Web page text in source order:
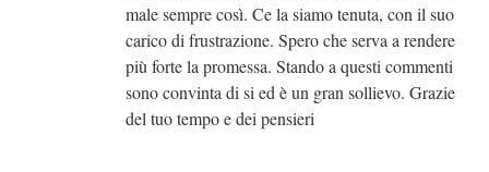
male sempre così. Ce la siamo tenuta, con il suo
carico di frustrazione. Spero che serva a rendere
più forte la promessa. Stando a questi commenti
sono convinta di si ed è un gran sollievo. Grazie
del tuo tempo e dei pensieri